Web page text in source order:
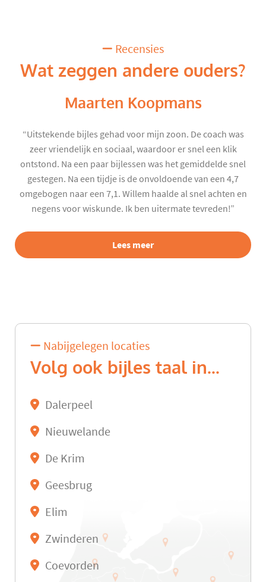
Recensies
Wat zeggen andere ouders?
Maarten Koopmans
“Uitstekende bijles gehad voor mijn zoon. De coach was
zeer vriendelijk en sociaal, waardoor er snel een klik
ontstond. Na een paar bijlessen was het gemiddelde snel
gestegen. Na een tijdje is de onvoldoende van een 4,7
omgebogen naar een 7,1. Willem haalde al snel achten en
negens voor wiskunde. Ik ben uitermate tevreden!”
Lees meer
Nabijgelegen locaties
Volg ook bijles taal in...
Dalerpeel
Nieuwelande
De Krim
Geesbrug
Elim
Zwinderen
Coevorden